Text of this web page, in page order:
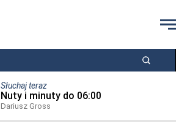
Słuchaj teraz
Nuty i minuty do 06:00
Dariusz Gross